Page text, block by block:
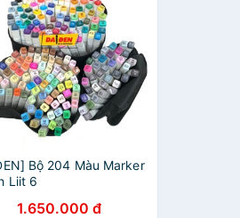
Bộ 204 Màu Marker
Liit 6
1.650.000 đ